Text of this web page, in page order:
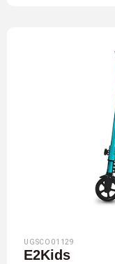
UGSCO01129
E2Kids